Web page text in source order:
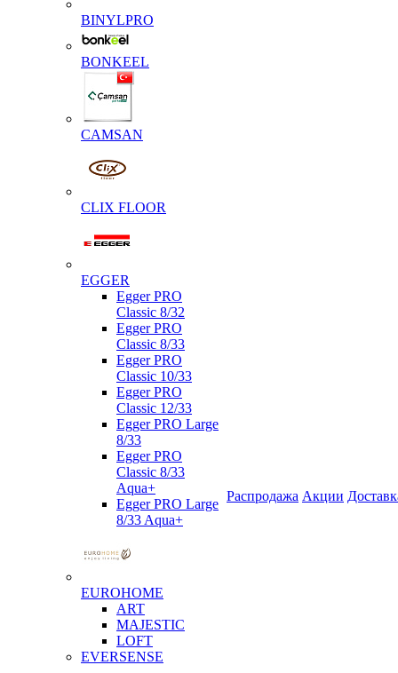
BINYLPRO
BONKEEL
CAMSAN
CLIX FLOOR
EGGER
Egger PRO
Classic 8/32
Egger PRO
Classic 8/33
Egger PRO
Classic 10/33
Egger PRO
Classic 12/33
Egger PRO Large
8/33
Egger PRO
Classic 8/33
Aqua+
Egger PRO Large
8/33 Aqua+
EUROHOME
ART
MAJESTIC
LOFT
EVERSENSE
Распродажа Акции